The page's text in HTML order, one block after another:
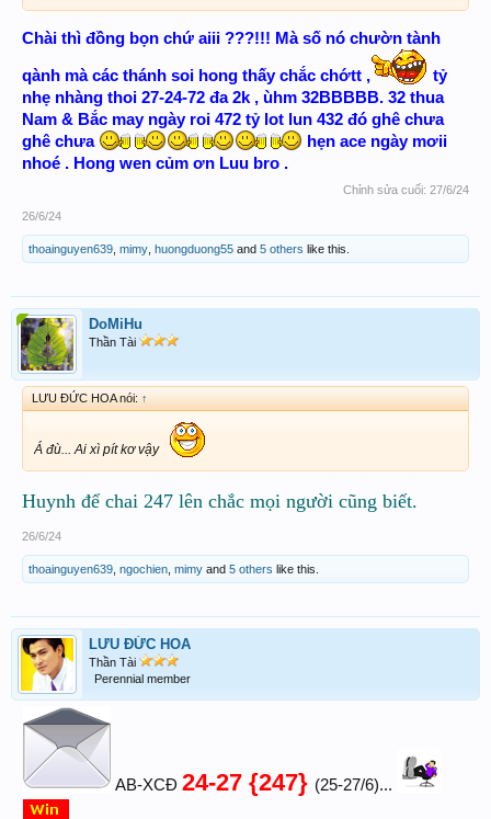
Chài thì đồng bọn chứ aiii ???!!! Mà số nó chườn tành
qành mà các thánh soi hong thấy chắc chớtt ,
tỷ
nhẹ nhàng thoi 27-24-72 đa 2k , ùhm 32BBBBB. 32 thua
Nam & Bắc may ngày roi 472 tỷ lot lun 432 đó ghê chưa
ghê chưa
hẹn ace ngày mơii
nhoé . Hong wen củm ơn Luu bro .
Chỉnh sửa cuối: 27/6/24
26/6/24
thoainguyen639 mimy huongduong55 and 5 others like this.
DoMiHu
Thần Tài
LƯU ĐỨC HOA nói: ↑
Á đù... Ai xì pít kơ vậy
Huynh để chai 247 lên chắc mọi người cũng biết.
26/6/24
thoainguyen639 ngochien mimy and 5 others like this.
LƯU ĐỨC HOA
Thần Tài
Perennial member
AB-XCĐ 24-27 {247} (25-27/6)...